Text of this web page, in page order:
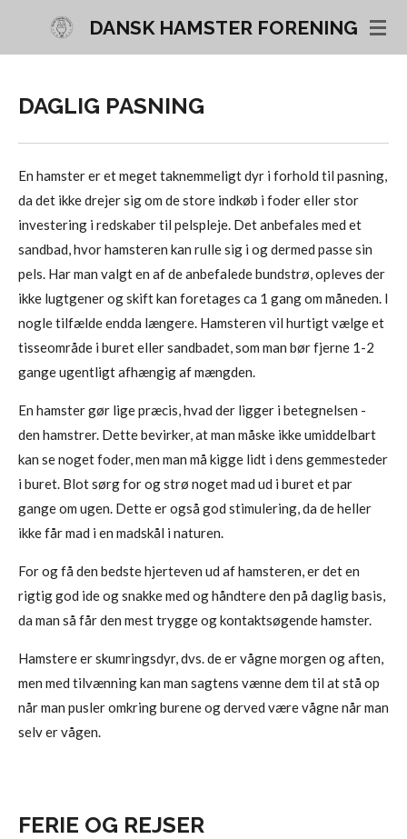
DANSK HAMSTER FORENING
DAGLIG PASNING
En hamster er et meget taknemmeligt dyr i forhold til pasning,
da det ikke drejer sig om de store indkøb i foder eller stor
investering i redskaber til pelspleje. Det anbefales med et
sandbad, hvor hamsteren kan rulle sig i og dermed passe sin
pels. Har man valgt en af de anbefalede bundstrø, opleves der
ikke lugtgener og skift kan foretages ca 1 gang om måneden. I
nogle tilfælde endda længere. Hamsteren vil hurtigt vælge et
tisseområde i buret eller sandbadet, som man bør fjerne 1-2
gange ugentligt afhængig af mængden.
En hamster gør lige præcis, hvad der ligger i betegnelsen -
den hamstrer. Dette bevirker, at man måske ikke umiddelbart
kan se noget foder, men man må kigge lidt i dens gemmesteder
i buret. Blot sørg for og strø noget mad ud i buret et par
gange om ugen. Dette er også god stimulering, da de heller
ikke får mad i en madskål i naturen.
For og få den bedste hjerteven ud af hamsteren, er det en
rigtig god ide og snakke med og håndtere den på daglig basis,
da man så får den mest trygge og kontaktsøgende hamster.
Hamstere er skumringsdyr, dvs. de er vågne morgen og aften,
men med tilvænning kan man sagtens vænne dem til at stå op
når man pusler omkring burene og derved være vågne når man
selv er vågen.
FERIE OG REJSER